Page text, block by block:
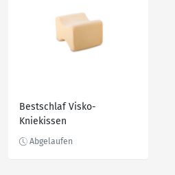
Bestschlaf Visko-
Kniekissen